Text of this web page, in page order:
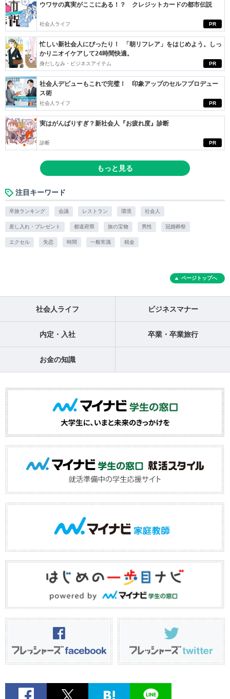
PR
ウワサの真実がここにある！？ クレジットカードの都市伝説
社会人ライフ
PR
忙しい新社会人にぴったり！ 「朝リフレア」をはじめよう。しっ
かりニオイケアして24時間快適。
身だしなみ・ビジネスアイテム
PR
社会人デビューもこれで完璧！ 印象アップのセルフプロデュー
ス術
社会人ライフ
PR
実はがんばりすぎ？新社会人『お疲れ度』診断
診断
もっと見る
注目キーワード
卒旅ランキング 会議 レストラン 環境 社会人
差し入れ・プレゼント 都道府県 旅の宝物 男性 冠婚葬祭
エクセル 失恋 時間 一般常識 税金
ページトップへ
社会人ライフ ビジネスマナー
内定・入社 卒業・卒業旅行
お金の知識